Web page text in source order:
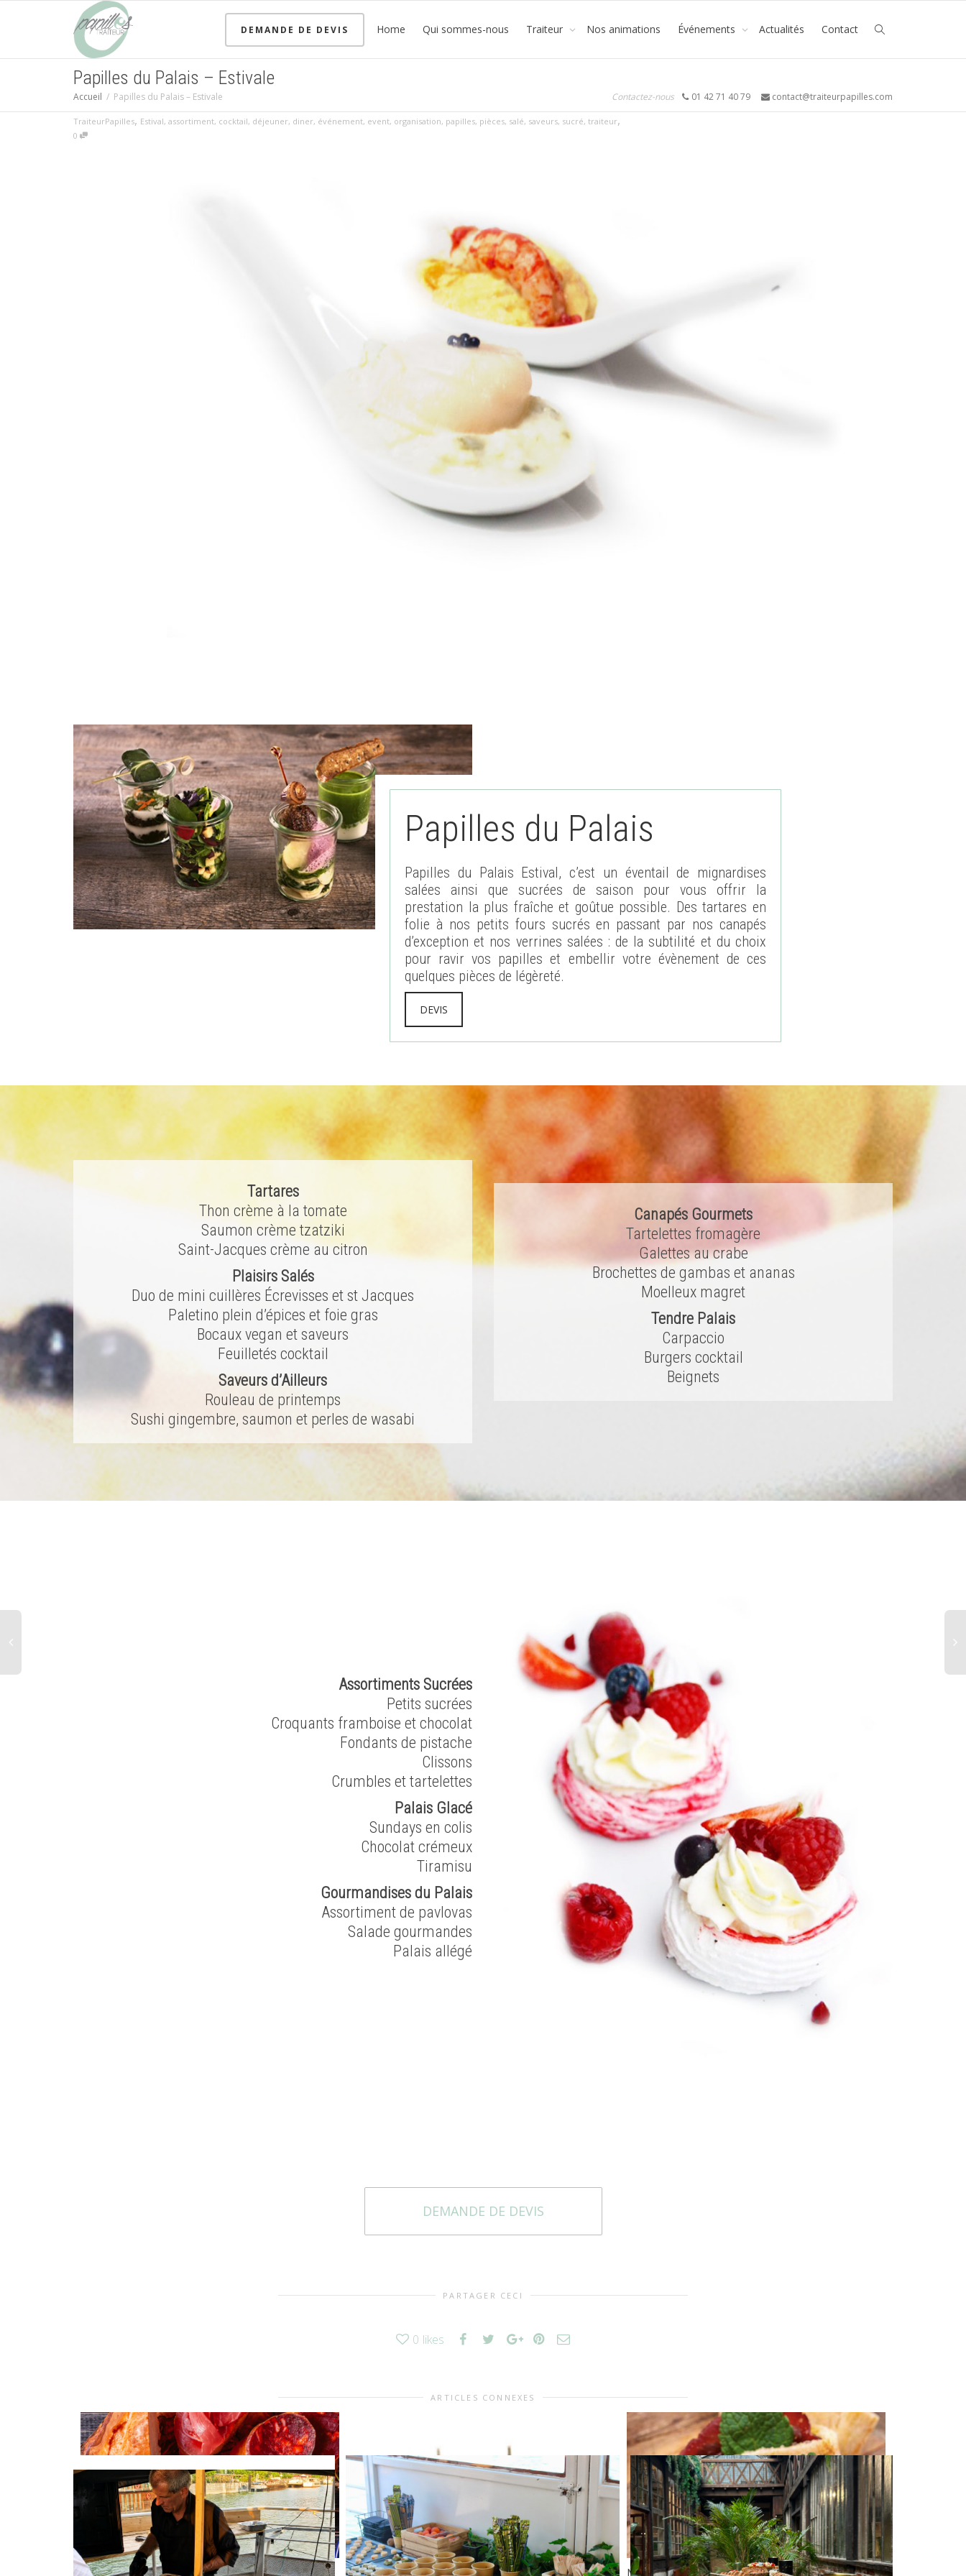
DEMANDE DE DEVIS Home Qui sommes-nous Traiteur Nos animations Événements Actualités Contact
Papilles du Palais – Estivale
Accueil Papilles du Palais – Estivale Contactez-nous 01 42 71 40 79 contact@traiteurpapilles.com
TraiteurPapilles, Estival, assortiment, cocktail, déjeuner, diner, événement, event, organisation, papilles, pièces, salé, saveurs, sucré, traiteur,
0
Papilles du Palais
Papilles du Palais Estival, c’est un éventail de mignardises
salées ainsi que sucrées de saison pour vous offrir la
prestation la plus fraîche et goûtue possible. Des tartares en
folie à nos petits fours sucrés en passant par nos canapés
d’exception et nos verrines salées : de la subtilité et du choix
pour ravir vos papilles et embellir votre évènement de ces
quelques pièces de légèreté.
DEVIS
Tartares
Thon crème à la tomate
Saumon crème tzatziki
Saint-Jacques crème au citron
Plaisirs Salés
Duo de mini cuillères Écrevisses et st Jacques
Paletino plein d’épices et foie gras
Bocaux vegan et saveurs
Feuilletés cocktail
Saveurs d’Ailleurs
Rouleau de printemps
Sushi gingembre, saumon et perles de wasabi
Canapés Gourmets
Tartelettes fromagère
Galettes au crabe
Brochettes de gambas et ananas
Moelleux magret
Tendre Palais
Carpaccio
Burgers cocktail
Beignets
Assortiments Sucrées
Petits sucrées
Croquants framboise et chocolat
Fondants de pistache
Clissons
Crumbles et tartelettes
Palais Glacé
Sundays en colis
Chocolat crémeux
Tiramisu
Gourmandises du Palais
Assortiment de pavlovas
Salade gourmandes
Palais allégé
DEMANDE DE DEVIS
PARTAGER CECI
0 likes
ARTICLES CONNEXES